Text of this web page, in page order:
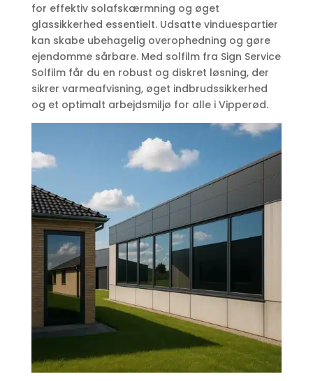
for effektiv solafskærmning og øget
glassikkerhed essentielt. Udsatte vinduespartier
kan skabe ubehagelig overophedning og gøre
ejendomme sårbare. Med solfilm fra Sign Service
Solfilm får du en robust og diskret løsning, der
sikrer varmeafvisning, øget indbrudssikkerhed
og et optimalt arbejdsmiljø for alle i Vipperød.